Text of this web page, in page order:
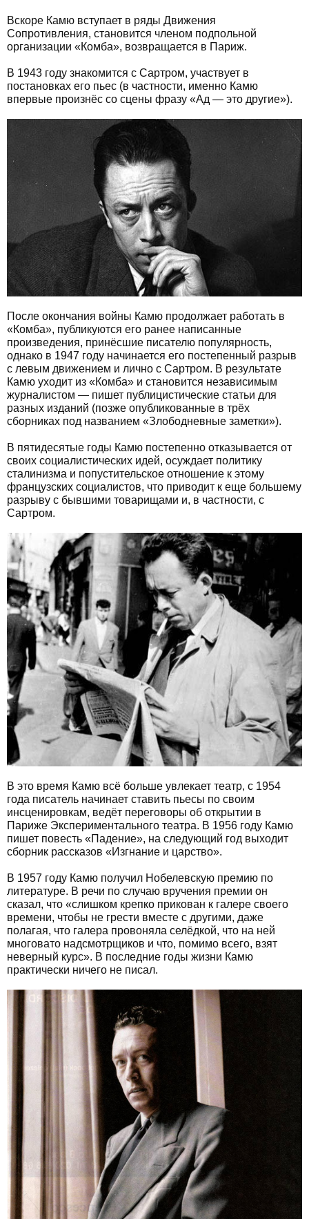
Вскоре Камю вступает в ряды Движения
Сопротивления, становится членом подпольной
организации «Комба», возвращается в Париж.
В 1943 году знакомится с Сартром, участвует в
постановках его пьес (в частности, именно Камю
впервые произнёс со сцены фразу «Ад — это другие»).
После окончания войны Камю продолжает работать в
«Комба», публикуются его ранее написанные
произведения, принёсшие писателю популярность,
однако в 1947 году начинается его постепенный разрыв
с левым движением и лично с Сартром. В результате
Камю уходит из «Комба» и становится независимым
журналистом — пишет публицистические статьи для
разных изданий (позже опубликованные в трёх
сборниках под названием «Злободневные заметки»).
В пятидесятые годы Камю постепенно отказывается от
своих социалистических идей, осуждает политику
сталинизма и попустительское отношение к этому
французских социалистов, что приводит к еще большему
разрыву с бывшими товарищами и, в частности, с
Сартром.
В это время Камю всё больше увлекает театр, с 1954
года писатель начинает ставить пьесы по своим
инсценировкам, ведёт переговоры об открытии в
Париже Экспериментального театра. В 1956 году Камю
пишет повесть «Падение», на следующий год выходит
сборник рассказов «Изгнание и царство».
В 1957 году Камю получил Нобелевскую премию по
литературе. В речи по случаю вручения премии он
сказал, что «слишком крепко прикован к галере своего
времени, чтобы не грести вместе с другими, даже
полагая, что галера провоняла селёдкой, что на ней
многовато надсмотрщиков и что, помимо всего, взят
неверный курс». В последние годы жизни Камю
практически ничего не писал.